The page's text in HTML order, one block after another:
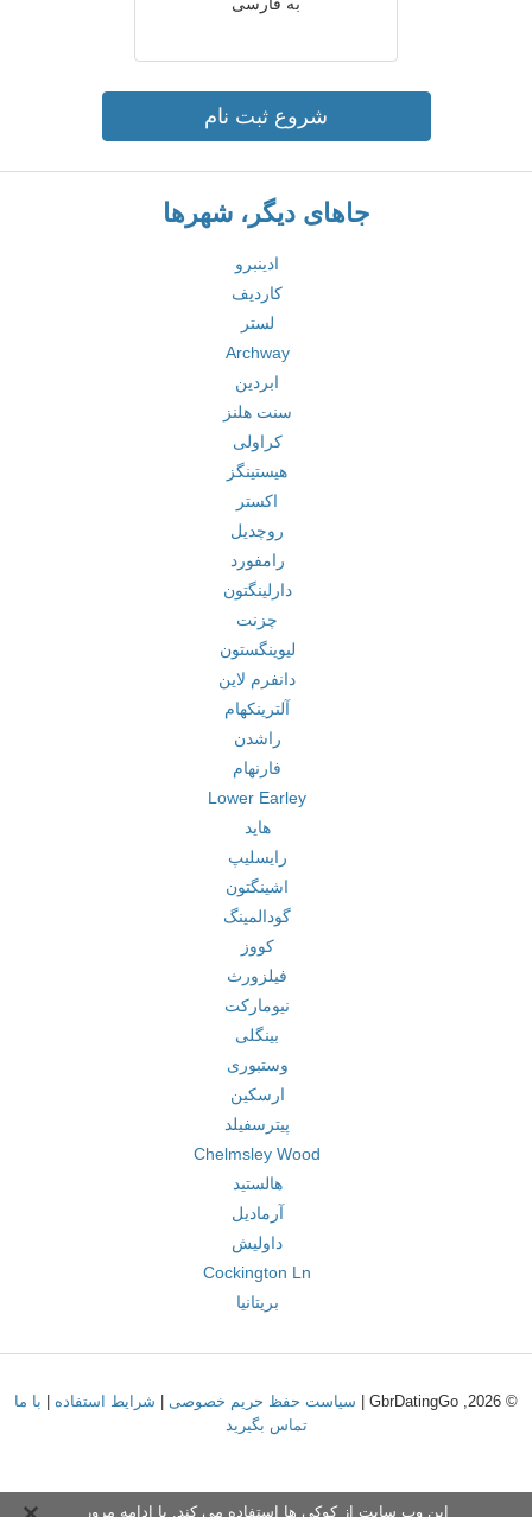
شروع ثبت نام
جاهای دیگر، شهرها
ادینبرو
کاردیف
لستر
Archway
ابردین
سنت هلنز
کراولی
هیستینگز
اکستر
روچدیل
رامفورد
دارلینگتون
چزنت
لیوینگستون
دانفرم لاین
آلترینکهام
راشدن
فارنهام
Lower Earley
هاید
رایسلیپ
اشینگتون
گودالمینگ
کووز
فیلزورث
نیومارکت
بینگلی
وستبوری
ارسکین
پیترسفیلد
Chelmsley Wood
هالستید
آرمادیل
داولیش
Cockington Ln
بریتانیا
© 2026, GbrDatingGo | سیاست حفظ حریم خصوصی شرایط استفاده
با ما
تماس بگیرید
این وب سایت از کوکی ها استفاده می کند. با ادامه مرور